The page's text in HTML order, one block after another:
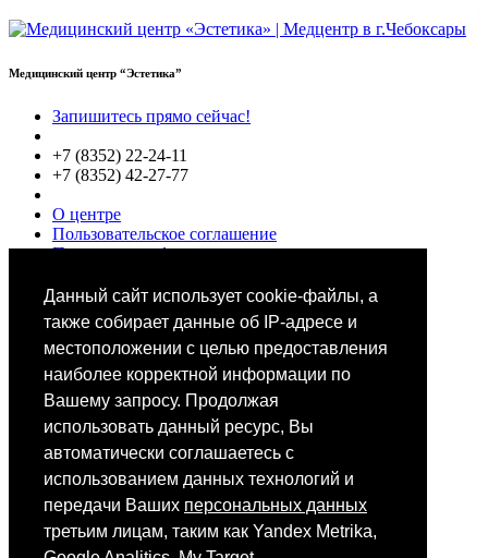
Данный сайт использует cookie-файлы, а
также собирает данные об IP-адресе и
местоположении с целью предоставления
наиболее корректной информации по
Вашему запросу. Продолжая
использовать данный ресурс, Вы
автоматически соглашаетесь с
использованием данных технологий и
передачи Ваших персональных данных
третьим лицам, таким как Yandex Metrika,
Медицинский центр “Эстетика”
Запишитесь прямо сейчас!
+7 (8352) 22-24-11
+7 (8352) 42-27-77
О центре
Пользовательское соглашение
Политики конфиденциальности
Специалисты
Выбор звезд
Мобильное приложение
Android iOS